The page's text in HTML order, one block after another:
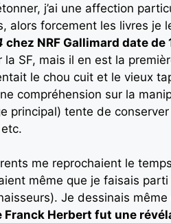
j’ai une affection
alors forcement les livres je
chez NRF Gallimard date de
SF, mais il en est la
le chou cuit et le vieux
compréhension sur la
principal) tente de
me reprochaient le
même que je faisais
Je dessinais
Franck Herbert fut une